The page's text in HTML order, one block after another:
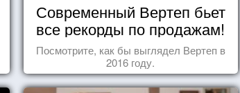
Современный Вертеп бьет
все рекорды по продажам!
Посмотрите, как бы выглядел Вертеп в
2016 году.